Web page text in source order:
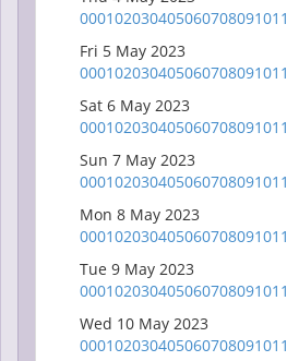
000102030405060708091011
Fri 5 May 2023
000102030405060708091011
Sat 6 May 2023
000102030405060708091011
Sun 7 May 2023
000102030405060708091011
Mon 8 May 2023
000102030405060708091011
Tue 9 May 2023
000102030405060708091011
Wed 10 May 2023
000102030405060708091011